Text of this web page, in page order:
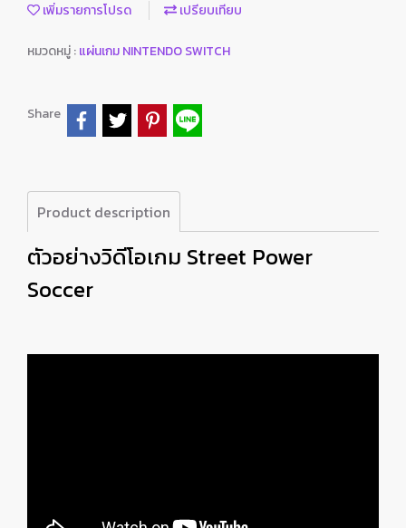
เพิ่มรายการโปรด เปรียบเทียบ
หมวดหมู่ :แผ่นเกม NINTENDO SWITCH
Share
Product description
ตัวอย่างวิดีโอเกม Street Power
Soccer